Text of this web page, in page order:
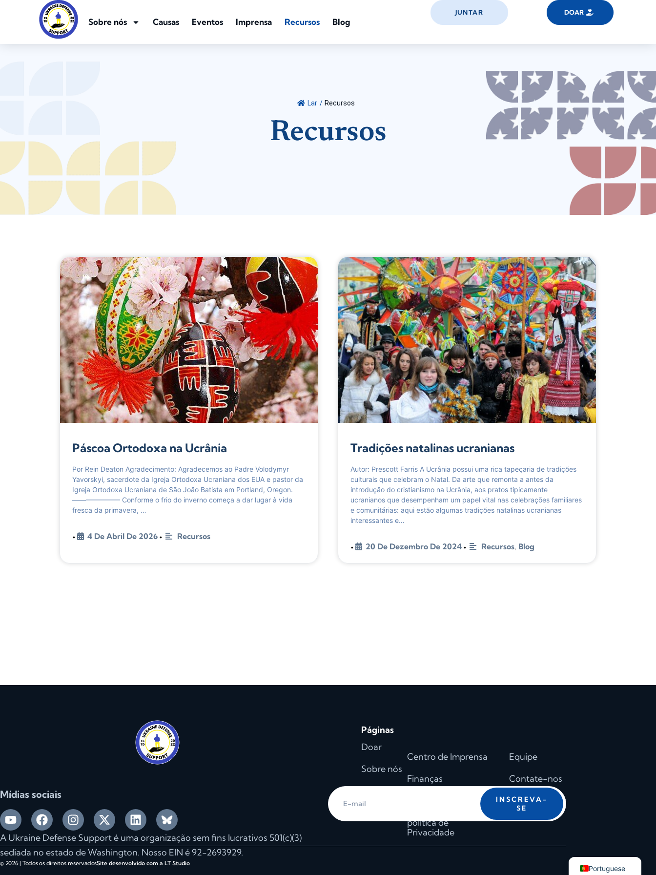
Sobre nós Causas Eventos Imprensa Recursos Blog
JUNTAR DOAR
Lar / Recursos
Recursos
Páscoa Ortodoxa na Ucrânia
Por Rein Deaton Agradecimento: Agradecemos ao Padre Volodymyr
Yavorskyi, sacerdote da Igreja Ortodoxa Ucraniana dos EUA e pastor da
Igreja Ortodoxa Ucraniana de São João Batista em Portland, Oregon.
——————— Conforme o frio do inverno começa a dar lugar à vida
fresca da primavera, …
• 4 De Abril De 2026 • Recursos
Tradições natalinas ucranianas
Autor: Prescott Farris A Ucrânia possui uma rica tapeçaria de tradições
culturais que celebram o Natal. Da arte que remonta a antes da
introdução do cristianismo na Ucrânia, aos pratos tipicamente
ucranianos que desempenham um papel vital nas celebrações familiares
e comunitárias: aqui estão algumas tradições natalinas ucranianas
interessantes e…
• 20 De Dezembro De 2024 • Recursos, Blog
Mídias sociais
A Ukraine Defense Support é uma organização sem fins lucrativos 501(c)(3)
sediada no estado de Washington. Nosso EIN é 92-2693929.
Páginas
Doar
Sobre nós
Centro de Imprensa
Finanças
política de
Privacidade
Equipe
Contate-nos
INSCREVA-
SE
© 2026 | Todos os direitos reservadosSite desenvolvido com a LT Studio
Portuguese